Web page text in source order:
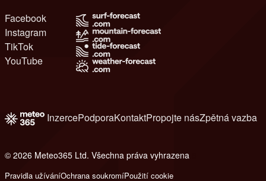
Facebook
Instagram
TikTok
YouTube
InzercePodporaKontaktPropojte násZpětná vazba
© 2026 Meteo365 Ltd. Všechna práva vyhrazena
Pravidla užíváníOchrana soukromíPoužití cookie